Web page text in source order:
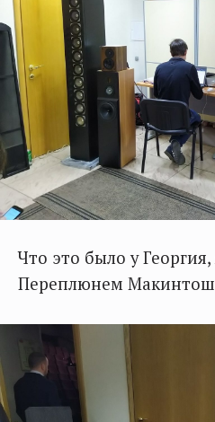
Что это было у
Переплюнем